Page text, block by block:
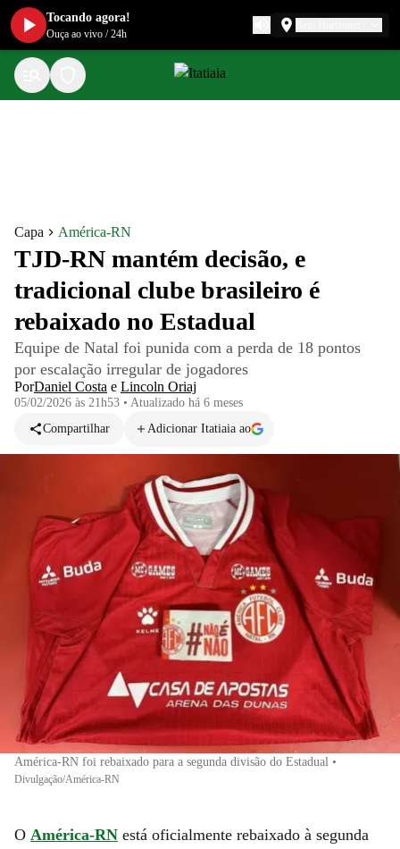
Capa América-RN
TJD-RN mantém decisão, e
tradicional clube brasileiro é
rebaixado no Estadual
Equipe de Natal foi punida com a perda de 18 pontos
por escalação irregular de jogadores
PorDaniel Costa e Lincoln Oriaj
05/02/2026 às 21h53 • Atualizado há 6 meses
Compartilhar
Adicionar Itatiaia ao
América-RN foi rebaixado para a segunda divisão do Estadual •
Divulgação/América-RN
O América-RN está oficialmente rebaixado à segunda
Tocando agora!
Ouça ao vivo /24h